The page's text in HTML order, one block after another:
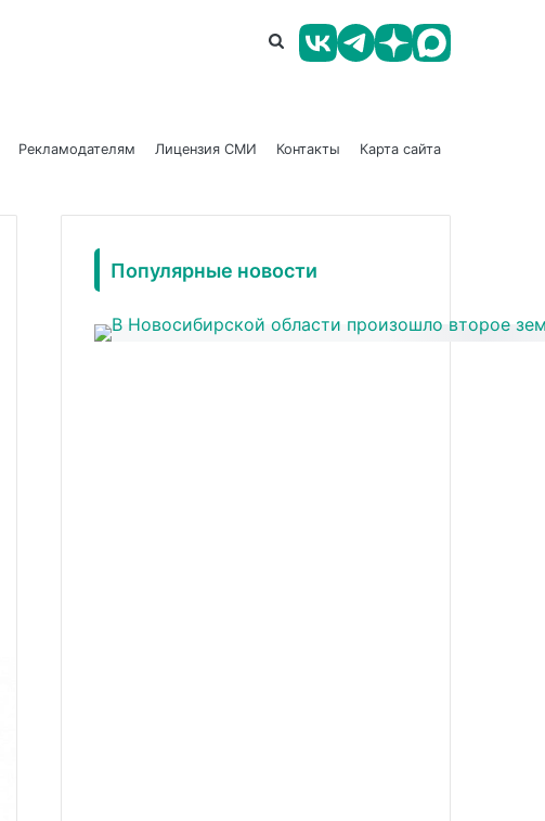
Рекламодателям Лицензия СМИ Контакты Карта сайта
Популярные новости